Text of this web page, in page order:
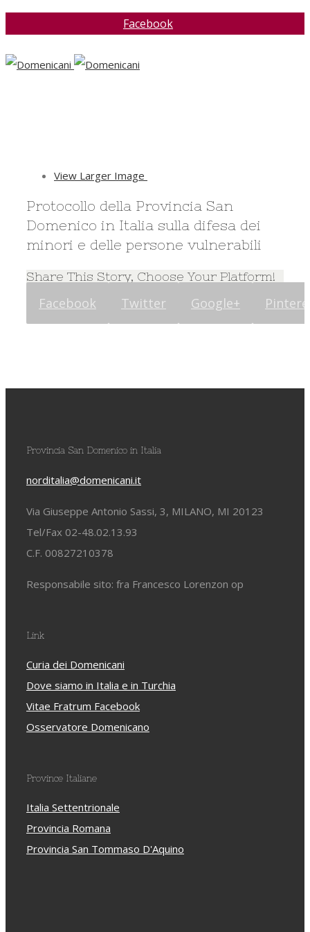
Facebook
View Larger Image
Protocollo della Provincia San
Domenico in Italia sulla difesa dei
minori e delle persone vulnerabili
Share This Story, Choose Your Platform!
Facebook Twitter Google+
Provincia San Domenico in Italia
norditalia@domenicani.it
Via Giuseppe Antonio Sassi, 3, MILANO, MI 20123
Tel/Fax 02-48.02.13.93
C.F. 00827210378
Responsabile sito: fra Francesco Lorenzon op
Link
Curia dei Domenicani
Dove siamo in Italia e in Turchia
Vitae Fratrum Facebook
Osservatore Domenicano
Province Italiane
Italia Settentrionale
Provincia Romana
Provincia San Tommaso D'Aquino